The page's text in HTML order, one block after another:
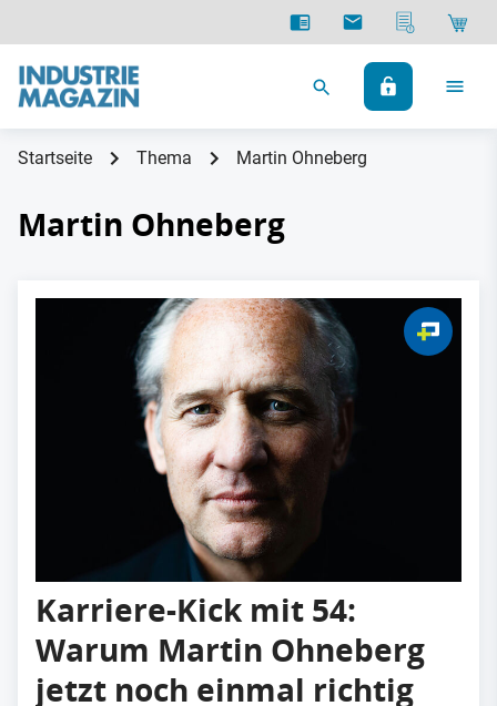
Startseite Thema Martin Ohneberg
Martin Ohneberg
Karriere-Kick mit 54:
Warum Martin Ohneberg
jetzt noch einmal richtig